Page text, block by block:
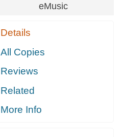
eMusic
Details
All Copies
Reviews
Related
More Info